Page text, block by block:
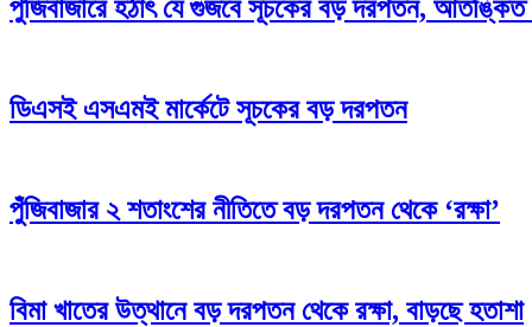
পুঁজিবাজারে হঠাৎ যে গুজবে সূচকের বড় দরপতন, আতঙ্কিত
ডিএসই এসএমই মার্কেটে সূচকের বড় দরপতন
পুঁজিবাজার ২ শতাংশের নীতিতে বড় দরপতন থেকে ‘রক্ষা’
বিমা খাতের উত্থানে বড় দরপতন থেকে রক্ষা, বাড়ছে হতাশা